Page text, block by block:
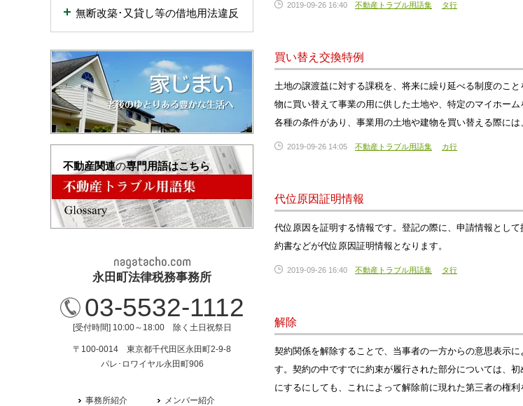
2019-09-26 16:40 不動産トラブル用語集 タ行
買い替え交換特例
土地の譲渡益に対する課税を、将来に繰り延べる制度のこ
物に買い替えて事業の用に供した土地や、特定のマイホー
各種の条件があり、事業用の土地や建物を買い替える際に
2019-09-26 14:05 不動産トラブル用語集 カ行
代位原因証明情報
代位原因を証明する情報です。登記の際に、申請情報とし
約書などが代位原因証明情報となります。
2019-09-26 16:40 不動産トラブル用語集 タ行
解除
契約関係を解除することで、当事者の一方からの意思表示
す。契約の中ですでに約束が履行された部分については、
にするにしても、これによって解除前に現れた第三者の権
無断改築･又貸し等の借地用法違反
不動産関連の専門用語はこちら
永田町法律税務事務所
03-5532-1112
[受付時間] 10:00～18:00 除く土日祝祭日
〒100-0014 東京都千代田区永田町2-9-8
パレ･ロワイヤル永田町906
事務所紹介 メンバー紹介